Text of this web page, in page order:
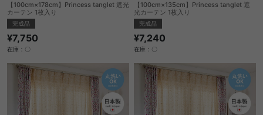
【100cm×178cm】Princess tanglet 遮光
カーテン 1枚入り
完成品
¥7,750
在庫：〇
【100cm×135cm】Princess tanglet 遮
光カーテン 1枚入り
完成品
¥7,240
在庫：〇